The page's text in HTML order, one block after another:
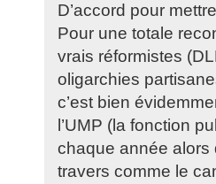
D’accord pour
Pour une totale
vrais réformistes
oligarchies
c’est bien
l’UMP (la fonction
chaque année alors
travers comme le